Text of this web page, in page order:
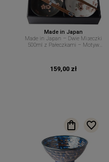
Made in Japan
Made in Japan – Dwie Miseczki
500ml z Pałeczkami – Motyw
159,00 zł